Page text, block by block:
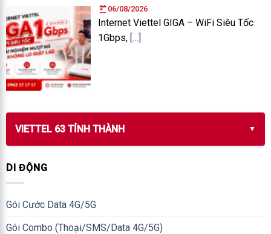
06/08/2026
Internet Viettel GIGA – WiFi Siêu Tốc
1Gbps, […]
VIETTEL 63 TỈNH THÀNH
DI ĐỘNG
Gói Cước Data 4G/5G
Gói Combo (Thoại/SMS/Data 4G/5G)